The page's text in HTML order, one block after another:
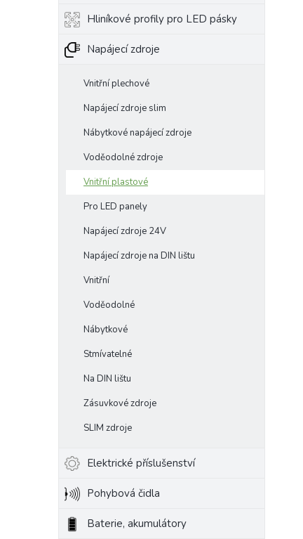
Hliníkové profily pro LED pásky
Napájecí zdroje
Vnitřní plechové
Napájecí zdroje slim
Nábytkové napájecí zdroje
Voděodolné zdroje
Vnitřní plastové
Pro LED panely
Napájecí zdroje 24V
Napájecí zdroje na DIN lištu
Vnitřní
Voděodolné
Nábytkové
Stmívatelné
Na DIN lištu
Zásuvkové zdroje
SLIM zdroje
Elektrické příslušenství
Pohybová čidla
Baterie, akumulátory